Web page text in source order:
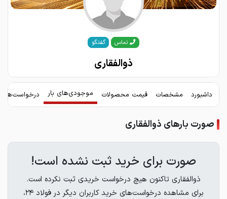
تماس گفتگو
ذوالفقاری
داشبورد مشخصات قیمت محصولات موجودی‌های بار
صورت بارهای ذوالفقاری
صورت برای خرید ثبت نشده است!
ذوالفقاری تاکنون هیچ درخواست خریدی ثبت نکرده است.
برای مشاهده درخواست‌های خرید کاربران دیگر در فولاد ۲۴،